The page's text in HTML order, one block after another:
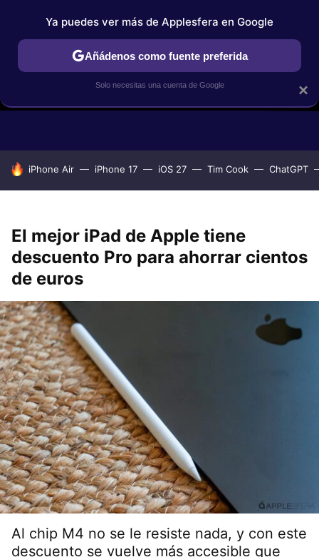
GUÍAS DE COMPRA COMPARATIVAS APPLE VS OTROS
HOY SE HABLA DE
iPhone Air iPhone 17 iOS 27 Tim Cook ChatGPT
El mejor iPad de Apple tiene
descuento Pro para ahorrar cientos
de euros
Al chip M4 no se le resiste nada, y con este
descuento se vuelve más accesible que
×
Ya puedes ver más de Applesfera en Google
Añádenos como fuente preferida
Solo necesitas una cuenta de Google